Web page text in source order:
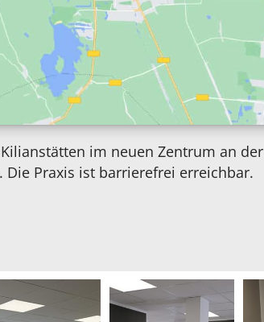
im neuen Zentrum an der
Praxis ist barrierefrei erreichbar.